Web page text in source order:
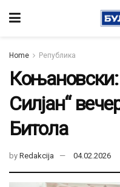
Home Република
Коњановски:
Силјан“
Битола
by Redakcija 04.02.2026